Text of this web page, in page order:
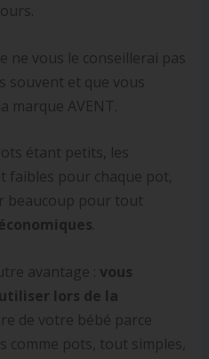
ne vous le conseillerai pas
souvent et que vous
marque AVENT.
étant petits, les
faibles pour chaque pot,
beaucoup pour tout
.
avantage : vous
lors de la
de votre bébé parce
comme pots, tout simples,